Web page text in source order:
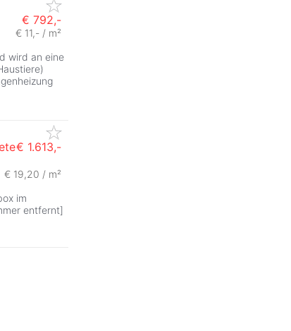
€ 792,-
€ 11,- / m²
wird an eine
€ 1.613,-
€ 19,20 / m²
im
entfernt]